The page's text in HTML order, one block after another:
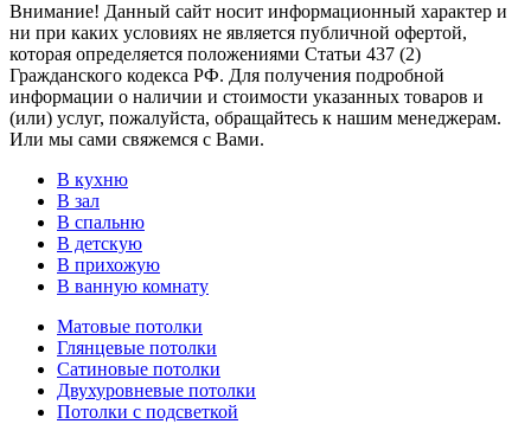
Внимание! Данный сайт носит информационный характер и
ни при каких условиях не является публичной офертой,
которая определяется положениями Статьи 437 (2)
Гражданского кодекса РФ. Для получения подробной
информации о наличии и стоимости указанных товаров и
(или) услуг, пожалуйста, обращайтесь к нашим менеджерам.
Или мы сами свяжемся с Вами.
В кухню
В зал
В спальню
В детскую
В прихожую
В ванную комнату
Матовые потолки
Глянцевые потолки
Сатиновые потолки
Двухуровневые потолки
Потолки с подсветкой